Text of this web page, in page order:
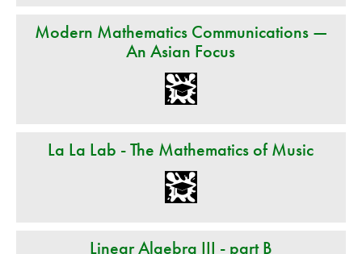
Modern Mathematics Communications —
An Asian Focus
La La Lab - The Mathematics of Music
Linear Algebra III - part B